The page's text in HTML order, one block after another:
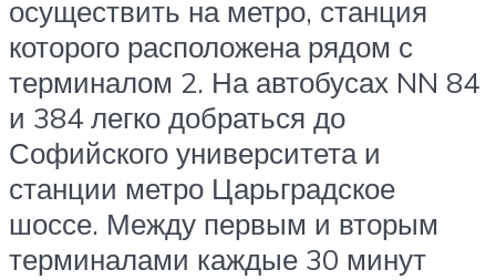
осуществить на метро, станция
которого расположена рядом с
терминалом 2. На автобусах NN 84
и 384 легко добраться до
Софийского университета и
станции метро Царьградское
шоссе. Между первым и вторым
терминалами каждые 30 минут